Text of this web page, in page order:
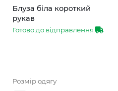
Блуза біла короткий
рукав
Готово до відправлення
Розмір одягу